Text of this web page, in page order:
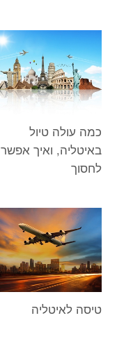
כמה עולה טיול
באיטליה, ואיך אפשר
לחסוך
טיסה לאיטליה